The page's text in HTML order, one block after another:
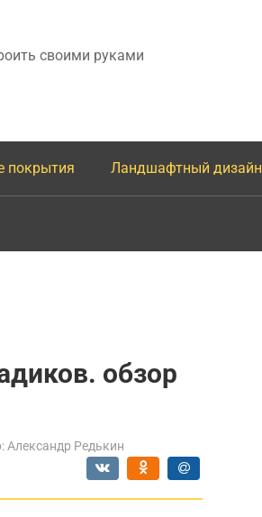
своими руками
покрытия Ландшафтный дизайн
обзор
Александр Редькин